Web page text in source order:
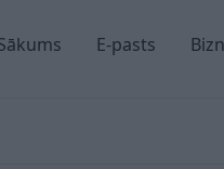
E-pasts